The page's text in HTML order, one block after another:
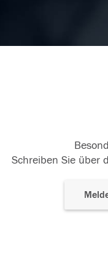
Schreiben Sie über